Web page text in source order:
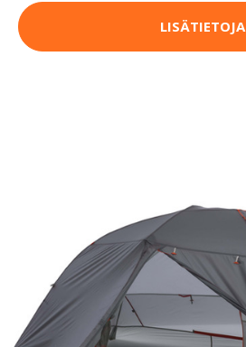
LISÄTIETOJA